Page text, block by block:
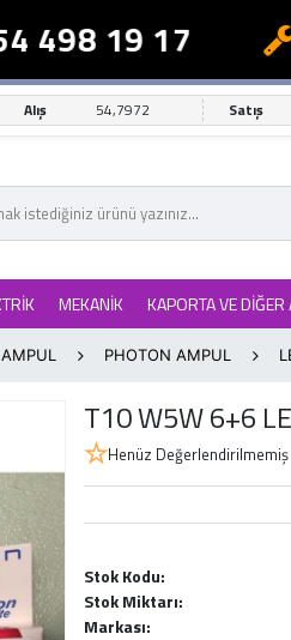
19 17
Alış 54,7972 Satış
MEKANİK KAPORTA VE
AMPUL PHOTON AMPUL
T10 W5W 6+6
Henüz Değerlendirilmemiş
Stok Kodu:
Stok Miktarı:
Markası: